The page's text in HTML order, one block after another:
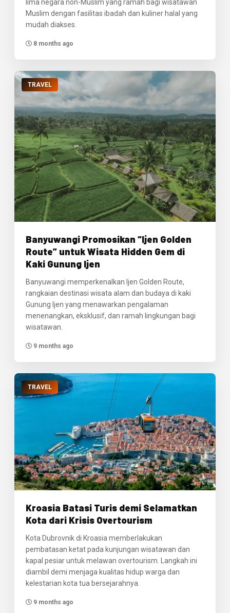
lima negara non-Muslim yang ramah bagi wisatawan
Muslim dengan fasilitas ibadah dan kuliner halal yang
mudah diakses.
8 months ago
TRAVEL
Banyuwangi Promosikan “Ijen Golden
Route” untuk Wisata Hidden Gem di
Kaki Gunung Ijen
Banyuwangi memperkenalkan Ijen Golden Route,
rangkaian destinasi wisata alam dan budaya di kaki
Gunung Ijen yang menawarkan pengalaman
menenangkan, eksklusif, dan ramah lingkungan bagi
wisatawan.
9 months ago
TRAVEL
Kroasia Batasi Turis demi Selamatkan
Kota dari Krisis Overtourism
Kota Dubrovnik di Kroasia memberlakukan
pembatasan ketat pada kunjungan wisatawan dan
kapal pesiar untuk melawan overtourism. Langkah ini
diambil demi menjaga kualitas hidup warga dan
kelestarian kota tua bersejarahnya.
9 months ago